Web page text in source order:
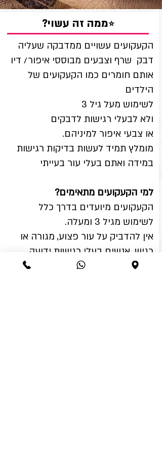
?ממה זה עשוי⭐
הקעקועים עשויים ממדבקה שעליה
דבק שרף וצבעים מבוססי איפור/ דיו
אותם חומרים כמו הקעקועים של
הילדים
לשימוש מעל גיל 3
ולא לבעלי רגישות לדבקים
או צבעי איפור למיניהם.
מומלץ תמיד לעשות בדיקות רגישות
במידה ואתם בעלי עור בעייתי
למי הקעקועים מתאימים?
הקעקועים מיועדים בדרך כלל
לשימוש מגיל 3 ומעלה.
אין להדביק על עור פצוע, מגורה או
רגיש. אנשים בעלי רגישות ידועה
לדבקים, למוצרי קוסמטיקה או